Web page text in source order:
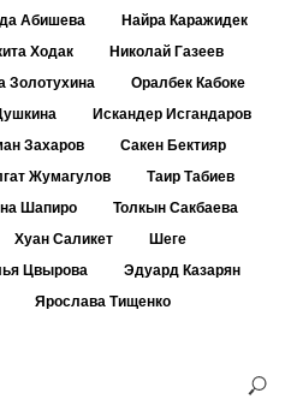
Абишева
Найра Каражидек
Ходак
Николай Газеев
Золотухина
Оралбек Кабоке
Искандер Исгандаров
Захаров
Сакен Бектияр
Жумагулов
Таир Табиев
Шапиро
Толкын Сакбаева
Хуан Саликет
Шеге
Цвырова
Эдуард Казарян
Ярослава Тищенко